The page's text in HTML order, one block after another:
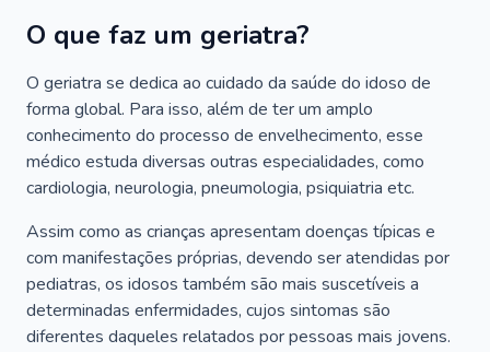
O que faz um geriatra?
O geriatra se dedica ao cuidado da saúde do idoso de
forma global. Para isso, além de ter um amplo
conhecimento do processo de envelhecimento, esse
médico estuda diversas outras especialidades, como
cardiologia, neurologia, pneumologia, psiquiatria etc.
Assim como as crianças apresentam doenças típicas e
com manifestações próprias, devendo ser atendidas por
pediatras, os idosos também são mais suscetíveis a
determinadas enfermidades, cujos sintomas são
diferentes daqueles relatados por pessoas mais jovens.